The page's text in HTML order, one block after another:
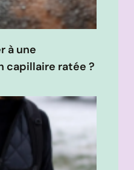
à une
capillaire ratée ?